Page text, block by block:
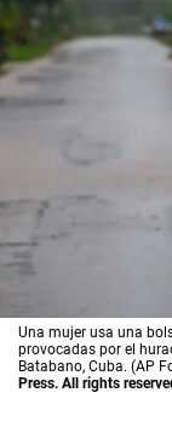
Una mujer usa una
provocadas por el
Batabano, Cuba. (AP
Press. All rights